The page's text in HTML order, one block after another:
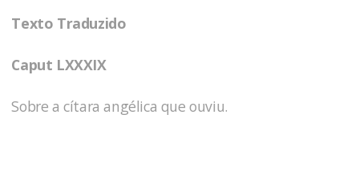
Texto Traduzido
Caput LXXXIX
Sobre a cítara angélica que ouviu.